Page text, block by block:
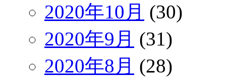
2020年10月 (30)
2020年9月 (31)
2020年8月 (28)